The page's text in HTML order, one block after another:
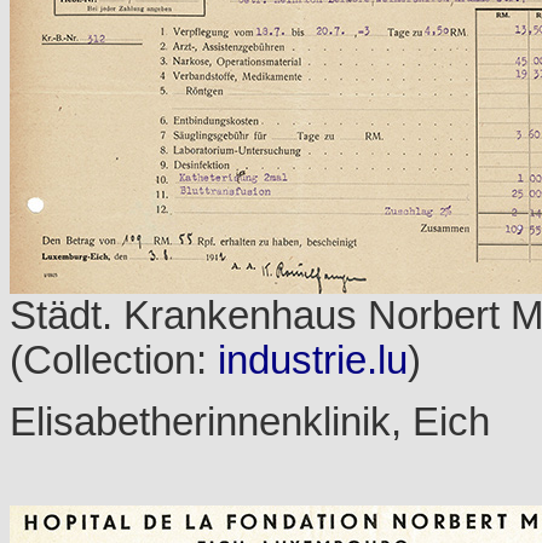
Städt. Krankenhaus Norbert
(Collection: industrie.lu)
Elisabetherinnenklinik, Eich